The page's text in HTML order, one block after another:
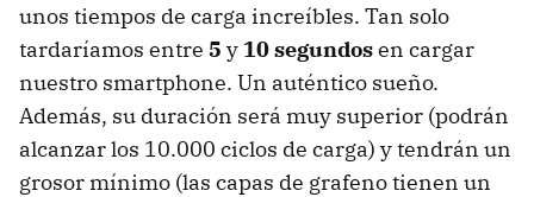
unos tiempos de carga increíbles. Tan solo
tardaríamos entre 5 y 10 segundosen cargar
nuestro smartphone. Un auténtico sueño.
Además, su duración será muy superior (podrán
alcanzar los 10.000 ciclos de carga) y tendrán un
grosor mínimo (las capas de grafeno tienen un